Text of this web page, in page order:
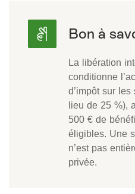
La libération
conditionne
d’impôt sur
lieu de 25 %),
500 € de
éligibles. Une
n’est pas
privée.